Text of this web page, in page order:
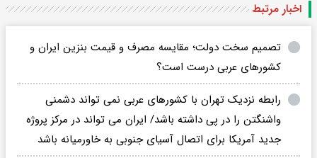
اخبار مرتبط
تصمیم سخت دولت؛ مقایسه مصرف و قیمت بنزین ایران و
کشورهای عربی درست است؟
رابطه نزدیک تهران با کشورهای عربی نمی تواند دشمنی
واشنگتن را در پی داشته باشد/ ایران می تواند در مرکز پروژه
جدید آمریکا برای اتصال آسیای جنوبی به خاورمیانه باشد